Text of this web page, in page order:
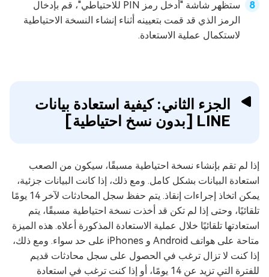
ستظهر شاشة "أدخل رمز PIN للاحتياطي"، قم بإدخال
الرمز الذي قد قمت بتعيينه أثناء إنشاء النسخة الاحتياطية
لاستكمال عملية الاستعادة.
الجزء الثاني: كيفية استعادة بيانات
LINE [بدون نسخ احتياطية]
إذا لم تقم بإنشاء نسخة احتياطية مسبقًا، سيكون من الصعب
استعادة البيانات بشكل كامل. ومع ذلك، إذا كانت البيانات جزئية،
يمكن اتخاذ إجراءات إنقاذ. يتم حفظ سجل المحادثات لآخر 14 يومًا
تلقائيًا، وحتى إذا لم تكن قد أخذت نسخة احتياطية مسبقًا، يتم
استعادتها تلقائيًا خلال عملية الاستعادة المذكورة أعلاه. هذه الميزة
متاحة على هواتف Android و iPhones على حد سواء. ومع ذلك،
إذا كنت لا تزال ترغب في الحصول على سجل محادثات قديم
للفترة التي تزيد عن 14 يومًا، أو إذا كنت ترغب في استعادة